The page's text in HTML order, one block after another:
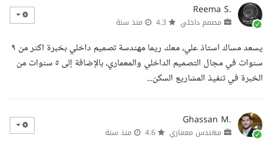
Reema S.
مصمم داخلي منذ سنة
يسعد مساك استاذ علي، معك ريما مهندسة تصميم داخلي بخبرة اكثر من ٩
سنوات في مجال التصميم الداخلي والمعماري، بالإضافة إلى ٥ سنوات من
الخبرة في تنفيذ المشاريع السكن...
Ghassan M.
مهندس معماري منذ سنة